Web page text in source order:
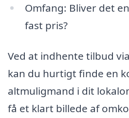
Omfang: Bliver det
fast pris?
Ved at indhente tilbud
kan du hurtigt finde en
altmuligmand i dit
få et klart billede af